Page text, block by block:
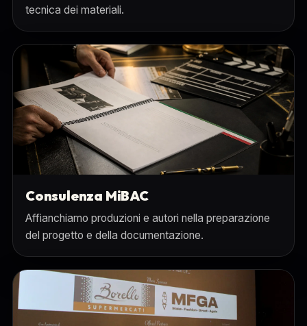
tecnica dei materiali.
Consulenza MiBAC
Affianchiamo produzioni e autori nella preparazione
del progetto e della documentazione.